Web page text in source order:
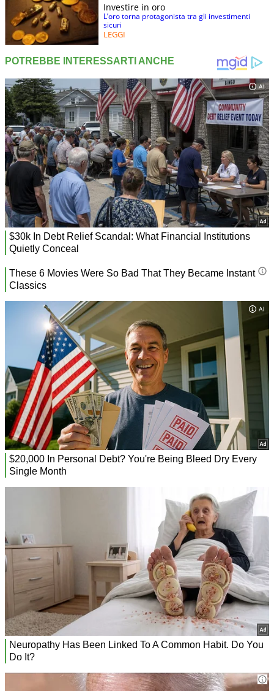
Investire in oro
L’oro torna protagonista tra gli investimenti
sicuri
LEGGI